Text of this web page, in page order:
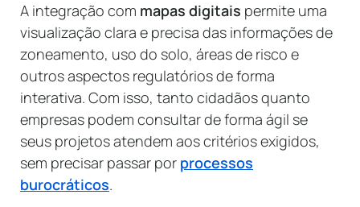
A integração com mapas digitais permite uma
visualização clara e precisa das informações de
zoneamento, uso do solo, áreas de risco e
outros aspectos regulatórios de forma
interativa. Com isso, tanto cidadãos quanto
empresas podem consultar de forma ágil se
seus projetos atendem aos critérios exigidos,
sem precisar passar por processos
burocráticos.